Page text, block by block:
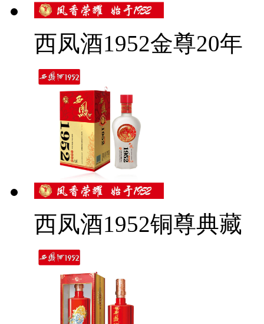
西凤酒1952金尊20年
西凤酒1952铜尊典藏